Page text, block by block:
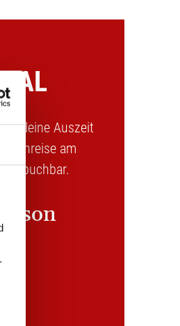
kleine Auszeit
Anreise am
buchbar.